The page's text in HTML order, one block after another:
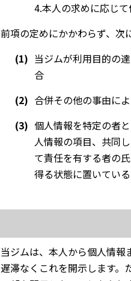
4.本人の求めに応じ
前項の定めにかかわらず、次
(1) 当ジムが利用目的の
合
(2) 合併その他の事由に
(3) 個人情報を特定の者
人情報の項目、共同
て責任を有する者の
得る状態に置いてい
当ジムは、本人から個人情報
遅滞なくこれを開示します。